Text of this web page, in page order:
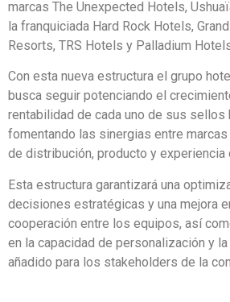
marcas The Unexpected Hotels,
la franquiciada Hard Rock Hotels,
Resorts, TRS Hotels y Palladium
Con esta nueva estructura el grupo
busca seguir potenciando el
rentabilidad de cada uno de sus sellos
fomentando las sinergias entre
de distribución, producto y experiencia
Esta estructura garantizará una
decisiones estratégicas y una mejora
cooperación entre los equipos, así
en la capacidad de personalización y
añadido para los stakeholders de la